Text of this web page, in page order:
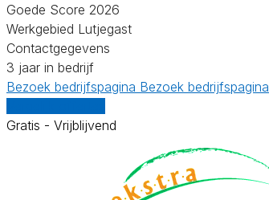
Goede Score 2026
Werkgebied Lutjegast
Contactgegevens
3 jaar in bedrijf
Bezoek bedrijfspagina Bezoek bedrijfspagina
Gratis - Vrijblijvend